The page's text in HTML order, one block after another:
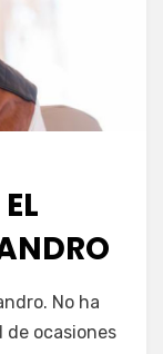
No ha
de ocasiones